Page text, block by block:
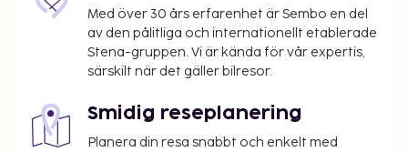
Byggnadens faciliteter
Reception, restaurang, frukostrum, bar.
Tillval
Kontinental frukost mot tillägg. Husdjur mot avgift,
Med över 30 års erfarenhet är Sembo en del
av den pålitliga och internationellt etablerade
Stena-gruppen. Vi är kända för vår expertis,
särskilt när det gäller bilresor.
Smidig reseplanering
Planera din resa snabbt och enkelt med